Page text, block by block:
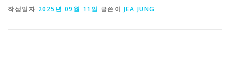
작성일자 2025년 09월 11일 글쓴이 JEA JUNG